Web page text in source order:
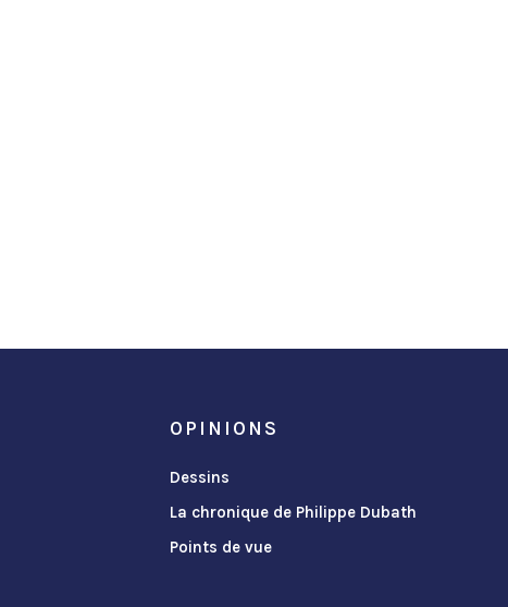
OPINIONS
Dessins
La chronique de Philippe Dubath
Points de vue